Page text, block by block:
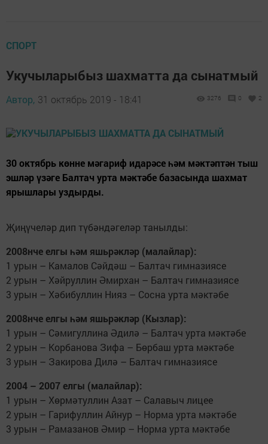
СПОРТ
Укучыларыбыз шахматта да сынатмый
Автор, 31 октябрь 2019 - 18:41 3276 0 2
30 октябрь көнне мәгариф идарәсе һәм мәктәптән тыш
эшләр үзәге Балтач урта мәктәбе базасында шахмат
ярышлары уздырды.
Җиңүчеләр дип түбәндәгеләр танылды:
2008нче елгы һәм яшьрәкләр (малайлар):
1 урын – Камалов Сәйдәш – Балтач гимназиясе
2 урын – Хәйруллин Әмирхан – Балтач гимназиясе
3 урын – Хәбибуллин Нияз – Сосна урта мәктәбе
2008нче елгы һәм яшьрәкләр (Кызлар):
1 урын – Сәмигуллина Әдилә – Балтач урта мәктәбе
2 урын – Корбанова Зифа – Бөрбаш урта мәктәбе
3 урын – Закирова Дилә – Балтач гимназиясе
2004 – 2007 елгы (малайлар):
1 урын – Хөрмәтуллин Азат – Салавыч лицее
2 урын – Гарифуллин Айнур – Норма урта мәктәбе
3 урын – Рамазанов Әмир – Норма урта мәктәбе